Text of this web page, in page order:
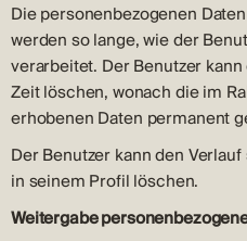
Die personenbezogenen
werden so lange, wie der
verarbeitet. Der Benutzer
Zeit löschen, wonach die im
erhobenen Daten permanent
Der Benutzer kann den
in seinem Profil löschen.
Weitergabe